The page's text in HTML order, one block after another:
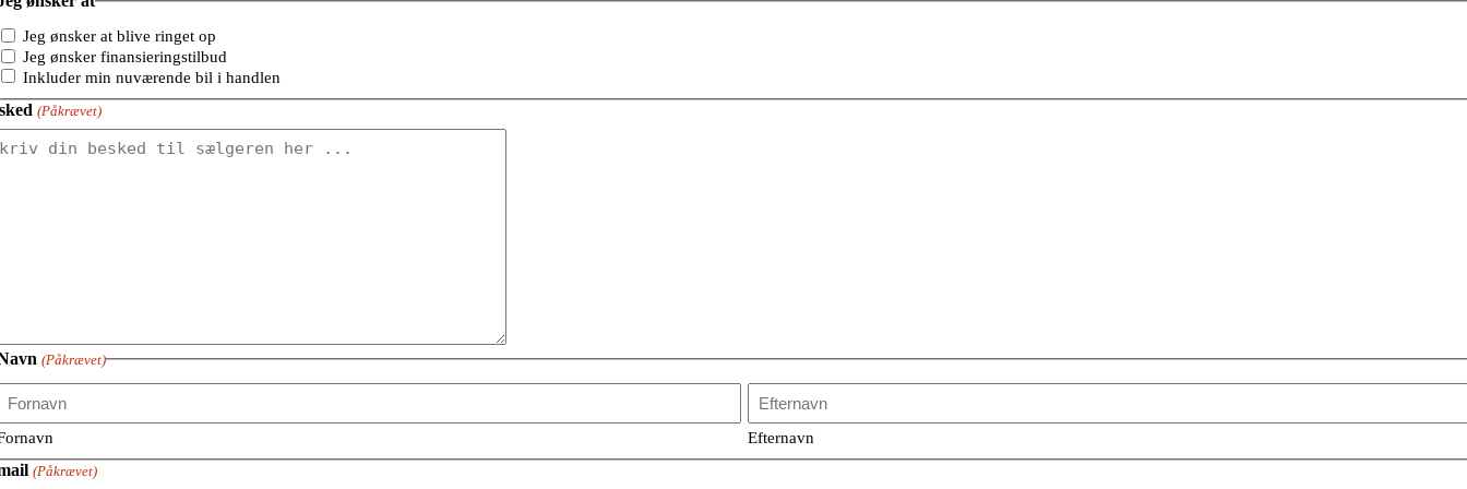
Jeg ønsker at blive ringet op
Jeg ønsker finansieringstilbud
Inkluder min nuværende bil i handlen
(Påkrævet)
(Påkrævet)
Efternavn
(Påkrævet)